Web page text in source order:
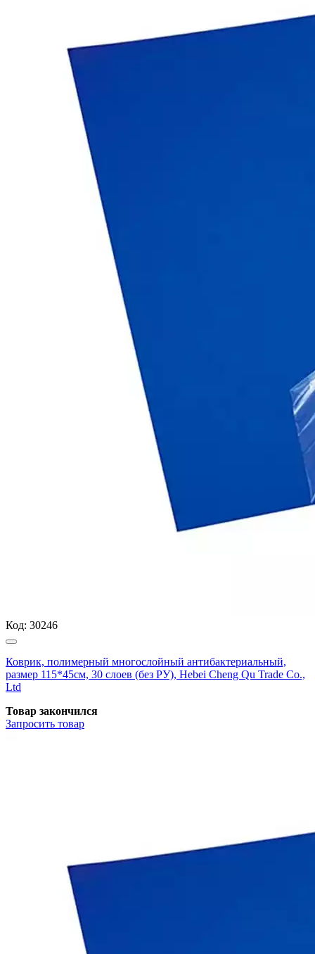
Код: 30246
Коврик, полимерный многослойный антибактериальный,
размер 115*45см, 30 слоев (без РУ), Hebei Cheng Qu Trade Co.,
Ltd
Товар закончился
Запросить товар